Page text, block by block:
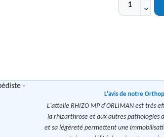
L'avis de notre
L'attelle RHIZO MP d'ORLIMAN est très
la rhizarthrose et aux autres pathologies
et sa légèreté permettent une